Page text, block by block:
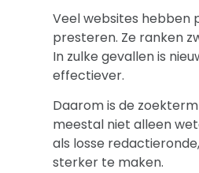
Veel websites hebben
presteren. Ze ranken
In zulke gevallen is
effectiever.
Daarom is de zoekterm
meestal niet alleen
als losse
sterker te maken.